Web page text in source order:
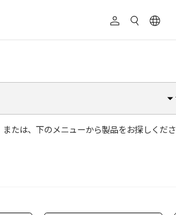
たは、下のメニューから製品をお探しくださ